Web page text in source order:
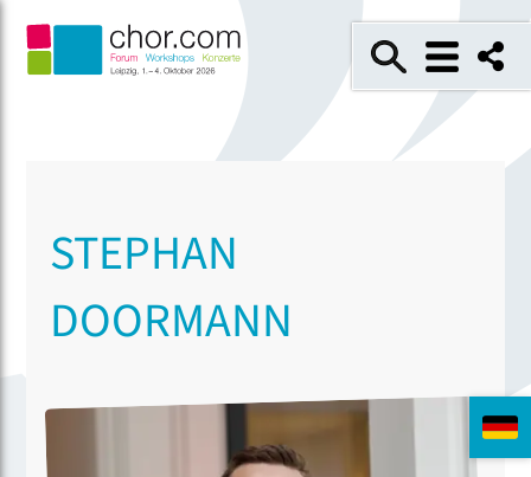
STEPHAN
DOORMANN